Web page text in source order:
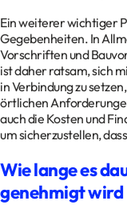
Ein weiterer wichtiger
Gegebenheiten. In
Vorschriften und
ist daher ratsam, sich
in Verbindung zu
örtlichen
auch die Kosten und
um sicherzustellen,
Wie lange es
genehmigt wird